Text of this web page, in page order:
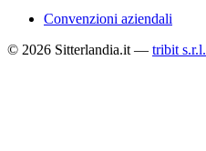
Convenzioni aziendali
© 2026 Sitterlandia.it — tribit s.r.l.